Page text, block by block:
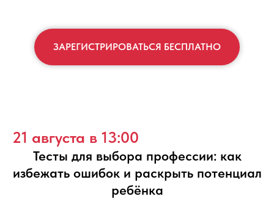
ЗАРЕГИСТРИРОВАТЬСЯ БЕСПЛАТНО
21 августа в 13:00
Тесты для выбора профессии: как
избежать ошибок и раскрыть потенциал
ребёнка